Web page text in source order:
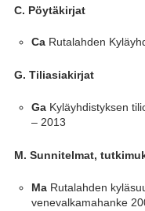
C. Pöytäkirjat
Ca Rutalahden
G. Tiliasiakirjat
GaKyläyhdistyksen
– 2013
M. Sunnitelmat,
MaRutalahden
venevalkamahanke